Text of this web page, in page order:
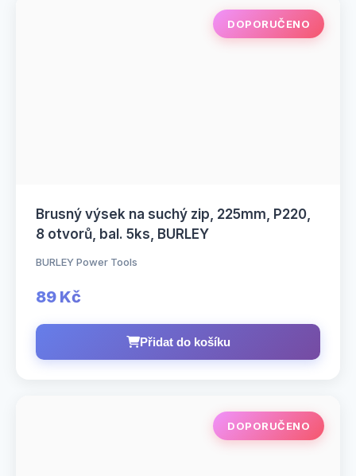
DOPORUČENO
Brusný výsek na suchý zip, 225mm, P220,
8 otvorů, bal. 5ks, BURLEY
BURLEY Power Tools
89 Kč
Přidat do košíku
DOPORUČENO